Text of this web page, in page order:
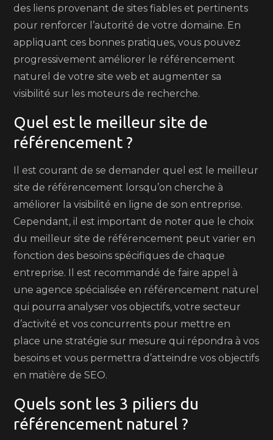
des liens provenant de sites fiables et pertinents
pour renforcer l’autorité de votre domaine. En
appliquant ces bonnes pratiques, vous pouvez
progressivement améliorer le référencement
naturel de votre site web et augmenter sa
visibilité sur les moteurs de recherche.
Quel est le meilleur site de
référencement ?
Il est courant de se demander quel est le meilleur
site de référencement lorsqu’on cherche à
améliorer la visibilité en ligne de son entreprise.
Cependant, il est important de noter que le choix
du meilleur site de référencement peut varier en
fonction des besoins spécifiques de chaque
entreprise. Il est recommandé de faire appel à
une agence spécialisée en référencement naturel
qui pourra analyser vos objectifs, votre secteur
d’activité et vos concurrents pour mettre en
place une stratégie sur mesure qui répondra à vos
besoins et vous permettra d’atteindre vos objectifs
en matière de SEO.
Quels sont les 3 piliers du
référencement naturel ?